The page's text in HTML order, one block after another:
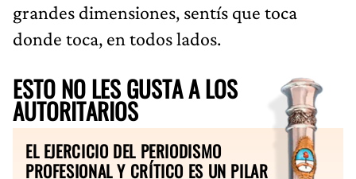
grandes dimensiones, sentís que toca
donde toca, en todos lados.
ESTO NO LES GUSTA A LOS
AUTORITARIOS
EL EJERCICIO DEL PERIODISMO
PROFESIONAL Y CRÍTICO ES UN PILAR